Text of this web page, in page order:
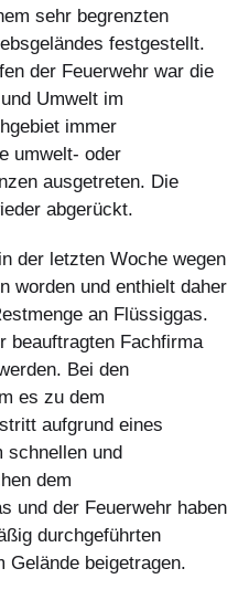
sehr begrenzten
festgestellt.
der Feuerwehr war die
Umwelt im
immer
umwelt- oder
ausgetreten. Die
abgerückt.
der letzten Woche wegen
worden und enthielt daher
an Flüssiggas.
beauftragten Fachfirma
Bei den
es zu dem
aufgrund eines
schnellen und
dem
und der Feuerwehr haben
durchgeführten
Gelände beigetragen.